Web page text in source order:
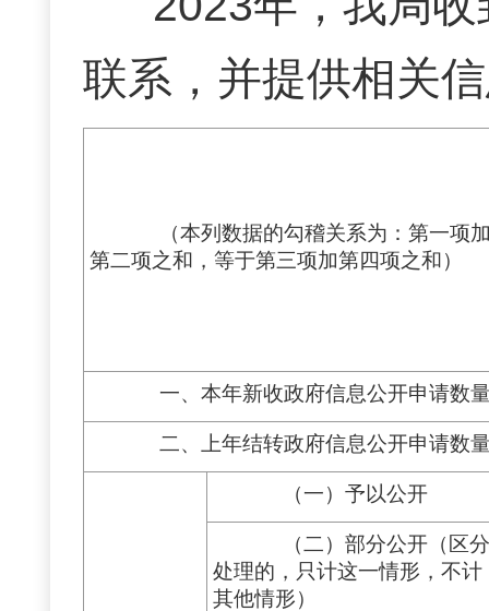
联系，并提供相关
（本列数据的勾稽关系为：第一项
第二项之和，等于第三项加第四项之和）
一、本年新收政府信息公开申请数
二、上年结转政府信息公开申请数
（一）予以公开
（二）部分公开（区分
处理的，只计这一情形，不计
其他情形）